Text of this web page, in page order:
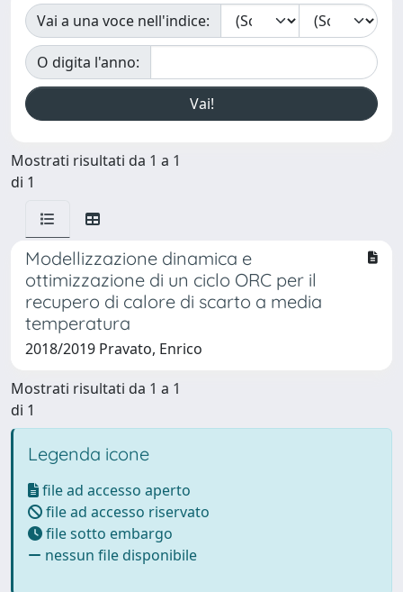
Vai a una voce nell'indice:
O digita l'anno:
Mostrati risultati da 1 a 1
di 1
Modellizzazione dinamica e
ottimizzazione di un ciclo ORC per il
recupero di calore di scarto a media
temperatura
2018/2019 Pravato, Enrico
Mostrati risultati da 1 a 1
di 1
Legenda icone
file ad accesso aperto
file ad accesso riservato
file sotto embargo
nessun file disponibile